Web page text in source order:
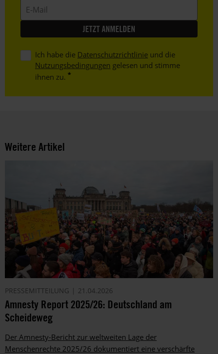
Mail
Ich habe die Datenschutzrichtlinie und die
Nutzungsbedingungen gelesen und stimme
ihnen zu.
Weitere Artikel
PRESSEMITTEILUNG 21.04.2026
Amnesty Report 2025/26: Deutschland am
Scheideweg
Der Amnesty-Bericht zur weltweiten Lage der
Menschenrechte 2025/26 dokumentiert eine verschärfte